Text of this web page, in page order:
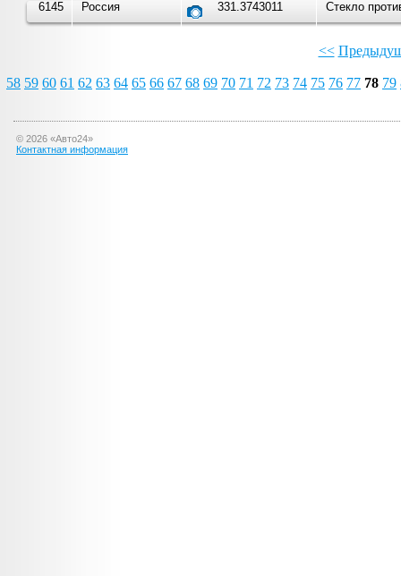
6145
Россия 331.3743011 Стекло
<<
58 59 60 61 62 63 64 65 66 67 68 69 70 71 72 73 74 75 76 77 78 79
© 2026 «Авто24»
Контактная информация